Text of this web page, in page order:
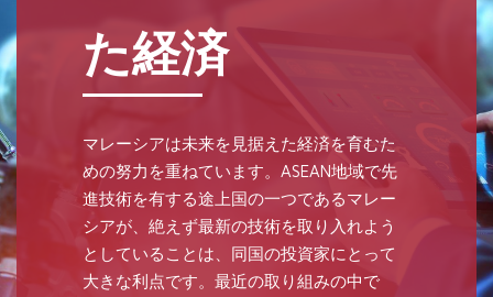
た経済
マレーシアは未来を見据えた経済を育むた
めの努力を重ねています。ASEAN地域で先
進技術を有する途上国の一つであるマレー
シアが、絶えず最新の技術を取り入れよう
としていることは、同国の投資家にとって
大きな利点です。最近の取り組みの中で